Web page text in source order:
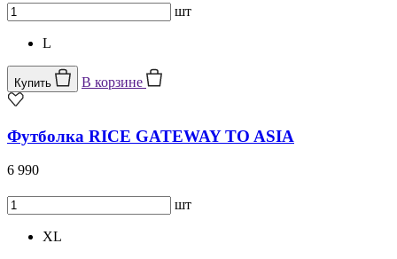
шт
L
Купить В корзине
Футболка RICE GATEWAY TO ASIA
6 990
шт
XL